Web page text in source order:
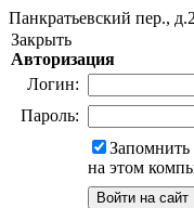
Панкратьевский пер., д.2
Закрыть
Авторизация
Логин:
Пароль:
Запомнить
на этом